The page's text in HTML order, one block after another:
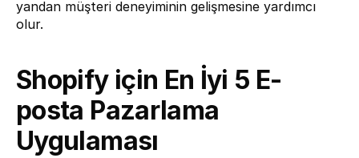
yandan müşteri deneyiminin gelişmesine yardımcı
olur.
Shopify için En İyi 5 E-
posta Pazarlama
Uygulaması